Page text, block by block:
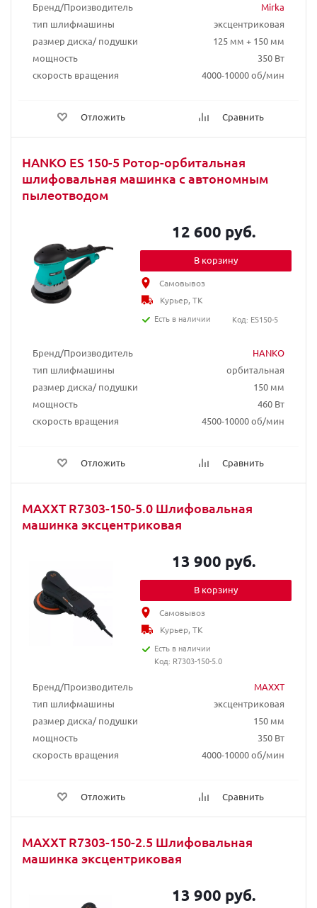
Бренд/Производитель
Mirka
тип шлифмашины
эксцентриковая
размер диска/ подушки
125 мм + 150 мм
мощность
350 Вт
скорость вращения
4000-10000 об/мин
Отложить Сравнить
HANKO ES 150-5 Ротор-орбитальная
шлифовальная машинка с автономным
пылеотводом
Бренд/Производитель
HANKO
тип шлифмашины
орбитальная
размер диска/ подушки
150 мм
мощность
460 Вт
скорость вращения
4500-10000 об/мин
Отложить Сравнить
12 600 руб.
В корзину
Самовывоз
Курьер, ТК
Есть в наличии
Код: ES150-5
MAXXT R7303-150-5.0 Шлифовальная
машинка эксцентриковая
Бренд/Производитель
MAXXT
тип шлифмашины
эксцентриковая
размер диска/ подушки
150 мм
мощность
350 Вт
скорость вращения
4000-10000 об/мин
Отложить Сравнить
13 900 руб.
В корзину
Самовывоз
Курьер, ТК
Есть в наличии
Код: R7303-150-5.0
MAXXT R7303-150-2.5 Шлифовальная
машинка эксцентриковая
13 900 руб.